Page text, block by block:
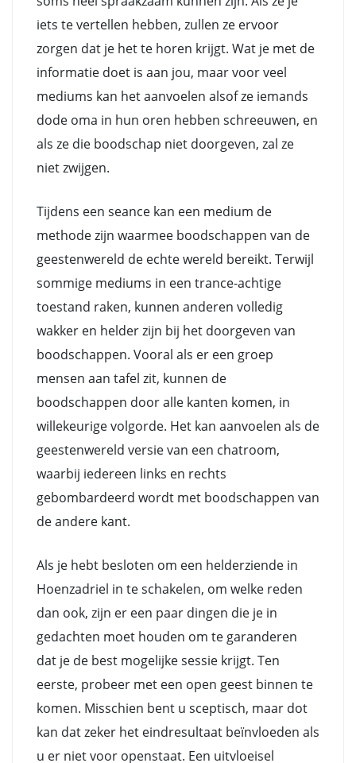
iets te vertellen hebben, zullen ze ervoor
zorgen dat je het te horen krijgt. Wat je met de
informatie doet is aan jou, maar voor veel
mediums kan het aanvoelen alsof ze iemands
dode oma in hun oren hebben schreeuwen, en
als ze die boodschap niet doorgeven, zal ze
niet zwijgen.
Tijdens een seance kan een medium de
methode zijn waarmee boodschappen van de
geestenwereld de echte wereld bereikt. Terwijl
sommige mediums in een trance-achtige
toestand raken, kunnen anderen volledig
wakker en helder zijn bij het doorgeven van
boodschappen. Vooral als er een groep
mensen aan tafel zit, kunnen de
boodschappen door alle kanten komen, in
willekeurige volgorde. Het kan aanvoelen als de
geestenwereld versie van een chatroom,
waarbij iedereen links en rechts
gebombardeerd wordt met boodschappen van
de andere kant.
Als je hebt besloten om een helderziende in
Hoenzadriel in te schakelen, om welke reden
dan ook, zijn er een paar dingen die je in
gedachten moet houden om te garanderen
dat je de best mogelijke sessie krijgt. Ten
eerste, probeer met een open geest binnen te
komen. Misschien bent u sceptisch, maar dot
kan dat zeker het eindresultaat beïnvloeden als
u er niet voor openstaat. Een uitvloeisel